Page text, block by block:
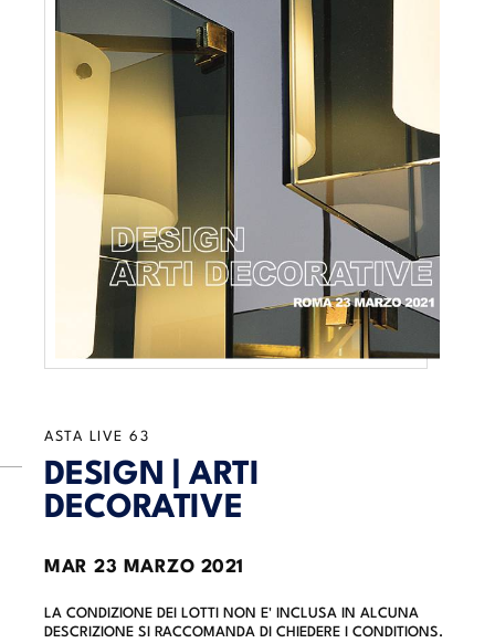
ASTA LIVE 63
DESIGN | ARTI
DECORATIVE
MAR 23 MARZO 2021
LA CONDIZIONE DEI LOTTI NON E' INCLUSA IN ALCUNA
DESCRIZIONE SI RACCOMANDA DI CHIEDERE I CONDITIONS.